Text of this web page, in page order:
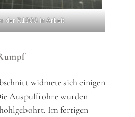
der P.1003 in Arbeit
widmete sich einigen
Auspuffrohre wurden
Im fertigen